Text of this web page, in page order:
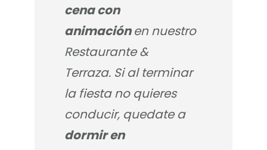
cena con
animaciónen nuestro
Restaurante &
Terraza. Si al terminar
la fiesta no quieres
conducir, quedate a
dormir en